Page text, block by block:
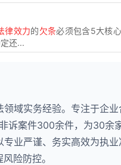
律效力的欠条必须包含5大核
还...
域实务经验。专注于企业
诉案件300余件，为30余
业严谨、务实高效为执
险防控。